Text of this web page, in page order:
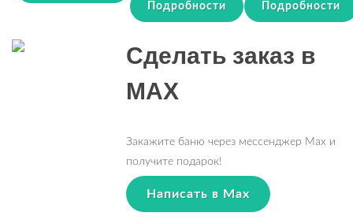
Подробности Подробности
Сделать заказ в
MAX
Закажите баню через мессенджер Max и
получите подарок!
Написать в Max